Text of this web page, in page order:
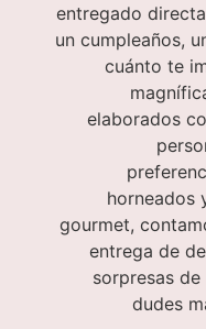
entregado
un cumpleaños,
cuánto te
elaborados
horneados
gourmet,
entrega de
sorpresas
dudes